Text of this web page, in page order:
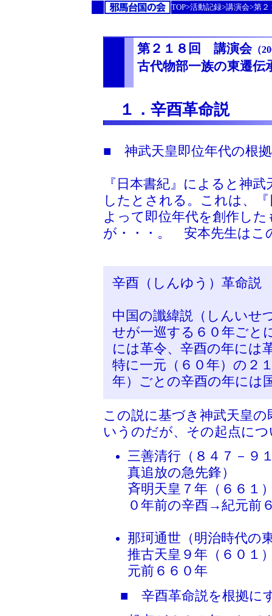
TOP>活動記録>講演会>第２
第２１８回 講演会（
古代物部一族の東遷伝
１．辛酉革命説
■ 神武天皇即位年代の根拠
『日本書紀』によると神
したとされる。これは、
よって即位年代を創作し
が・・・。 安本先生はこ
辛酉（しんゆう）革命説
中国の讖緯説（しんいせ
せが一巡する６０年ごと
には革令、辛酉の年には
特に一元（６０年）の２
年）ごとの辛酉の年には
この説に基づき神武天皇
いうのだが、その起点に
三善清行（８４７－９
真追放の急先鋒）
斉明天皇７年（６６１
０年前の辛酉→紀元前
那珂通世（明治時代の
推古天皇９年（６０１
元前６６０年
■ 辛酉革命説を根拠に